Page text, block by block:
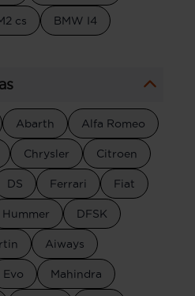
cs BMW I4
Abarth Alfa Romeo
Chrysler Citroen
DS Ferrari Fiat
Hummer DFSK
Aiways
Evo Mahindra